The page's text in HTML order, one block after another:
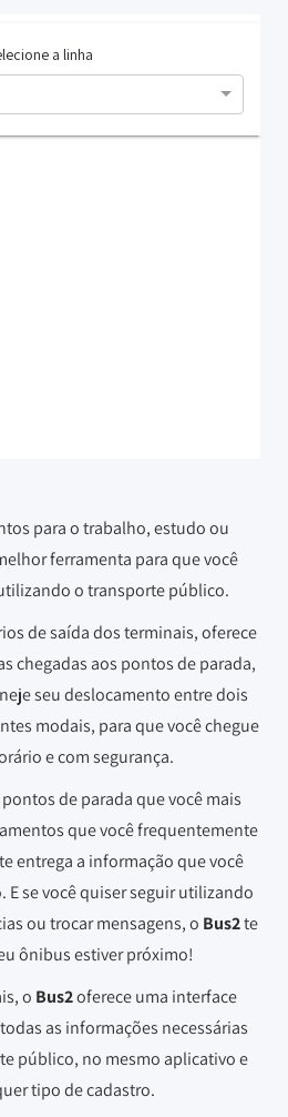
para o trabalho, estudo ou
ferramenta para que você
o transporte público.
de saída dos terminais, oferece
chegadas aos pontos de parada,
seu deslocamento entre dois
modais, para que você chegue
e com segurança.
de parada que você mais
que você frequentemente
te entrega a informação que você
E se você quiser seguir utilizando
ou trocar mensagens, o Bus2te
ônibus estiver próximo!
o Bus2oferece uma interface
as informações necessárias
público, no mesmo aplicativo e
tipo de cadastro.